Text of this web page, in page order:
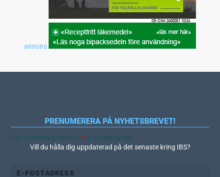
annons
PRENUMERERA PÅ NYHETSBREVET!
Fält markerade med en* är obligatoriskt
Vill du hålla dig uppdaterad på det senaste kring IBS?